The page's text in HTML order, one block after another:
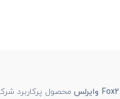
محصول پرکاربرد